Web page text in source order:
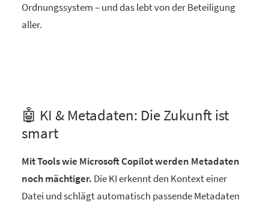
Ordnungssystem – und das lebt von der Beteiligung
aller.
🤖 KI & Metadaten: Die Zukunft ist
smart
Mit Tools wie Microsoft Copilot werden Metadaten
noch mächtiger. Die KI erkennt den Kontext einer
Datei und schlägt automatisch passende Metadaten